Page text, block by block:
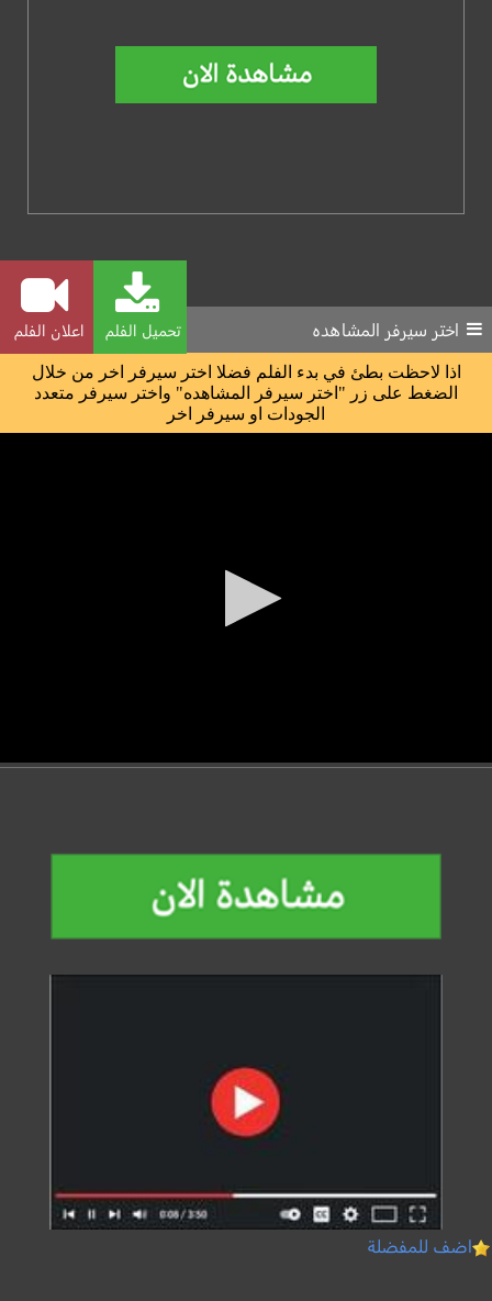
تحميل الفلم اعلان الفلم اختر سيرفر المشاهده
اذا لاحظت بطئ في بدء الفلم فضلا اختر سيرفر اخر من خلال
الضغط على زر "اختر سيرفر المشاهده" واختر سيرفر متعدد
الجودات او سيرفر اخر
اضف للمفضلة